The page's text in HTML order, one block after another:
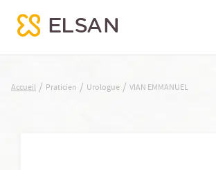
VIAN EMMANUEL
Accueil / Praticien / Urologue / VIAN EMMANUEL